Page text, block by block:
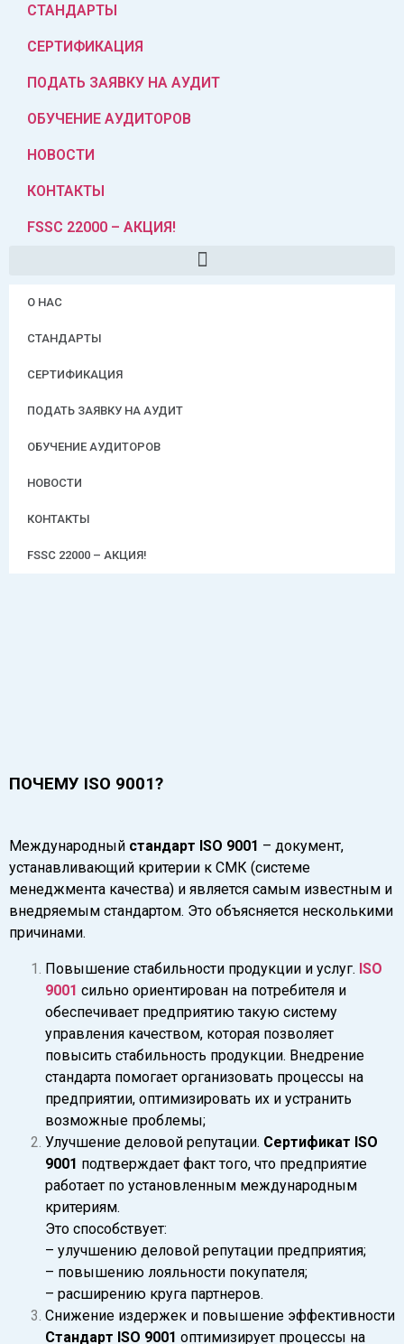
СТАНДАРТЫ
СЕРТИФИКАЦИЯ
ПОДАТЬ ЗАЯВКУ НА АУДИТ
ОБУЧЕНИЕ АУДИТОРОВ
НОВОСТИ
КОНТАКТЫ
FSSC 22000 – АКЦИЯ!
О НАС
СТАНДАРТЫ
СЕРТИФИКАЦИЯ
ПОДАТЬ ЗАЯВКУ НА АУДИТ
ОБУЧЕНИЕ АУДИТОРОВ
НОВОСТИ
КОНТАКТЫ
FSSC 22000 – АКЦИЯ!
ПОЧЕМУ ISO 9001?
Международный стандарт ISO 9001 – документ,
устанавливающий критерии к СМК (системе
менеджмента качества) и является самым известным и
внедряемым стандартом. Это объясняется несколькими
причинами.
Повышение стабильности продукции и услуг. ISO
9001 сильно ориентирован на потребителя и
обеспечивает предприятию такую систему
управления качеством, которая позволяет
повысить стабильность продукции. Внедрение
стандарта помогает организовать процессы на
предприятии, оптимизировать их и устранить
возможные проблемы;
Улучшение деловой репутации. Сертификат ISO
9001 подтверждает факт того, что предприятие
работает по установленным международным
критериям.
Это способствует:
– улучшению деловой репутации предприятия;
– повышению лояльности покупателя;
– расширению круга партнеров.
Снижение издержек и повышение эффективности
Стандарт ISO 9001 оптимизирует процессы на